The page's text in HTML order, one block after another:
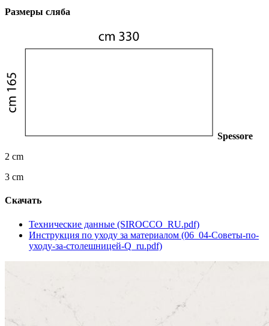
Размеры сляба
Spessore
2 cm
3 cm
Скачать
Технические данные (SIROCCO_RU.pdf)
Инструкция по уходу за материалом (06_04-Советы-по-
уходу-за-столешницей-Q_ru.pdf)